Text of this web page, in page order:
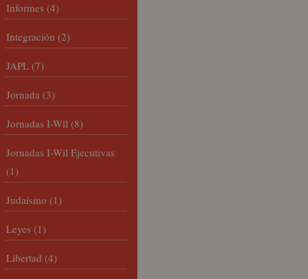
Informes (4)
Integración (2)
JAPL (7)
Jornada (3)
Jornadas I-Wil (8)
Jornadas I-Wil Ejecutivas
(1)
Judaísmo (1)
Leyes (1)
Libertad (4)